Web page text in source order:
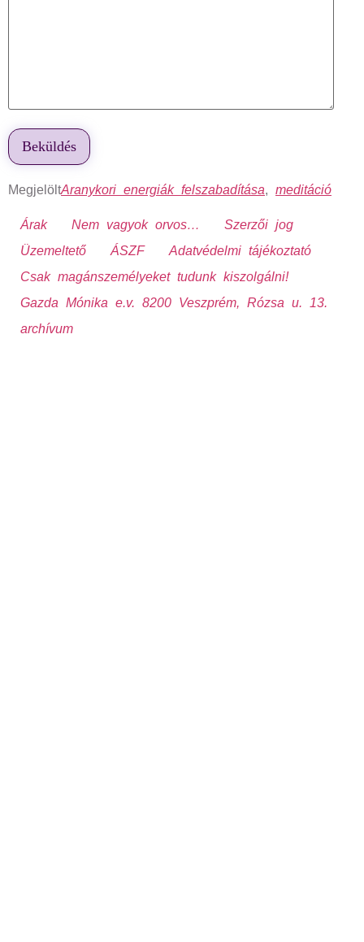
MegjelöltAranykori energiák felszabadítása, meditáció
Árak Nem vagyok orvos…
Szerzői jog
Üzemeltető
ÁSZF
Adatvédelmi tájékoztató
Csak magánszemélyeket tudunk kiszolgálni!
Gazda Mónika e.v. 8200 Veszprém, Rózsa u. 13.
archívum